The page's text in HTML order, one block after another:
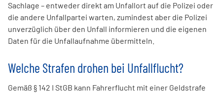
Sachlage – entweder direkt am Unfallort auf die Polizei oder
die andere Unfallpartei warten, zumindest aber die Polizei
unverzüglich über den Unfall informieren und die eigenen
Daten für die Unfallaufnahme übermitteln.
Welche Strafen drohen bei Unfallflucht?
Gemäß § 142 I StGB kann Fahrerflucht mit einer Geldstrafe